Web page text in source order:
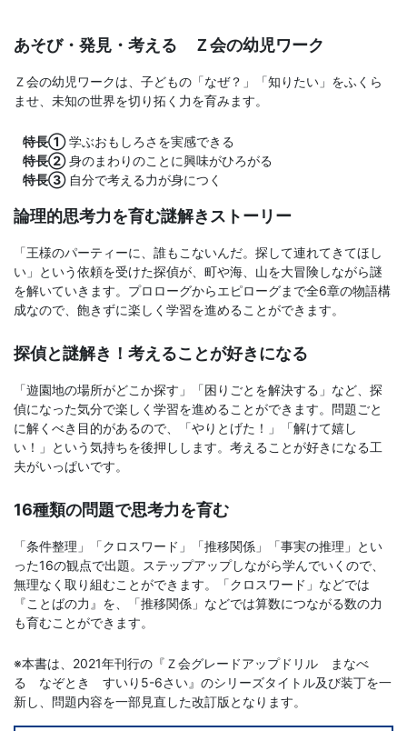
小
学
向
け
書
籍、
文
芸
書
ま
で
あそび・発見・考える Ｚ会の幼児ワーク
Ｚ会の幼児ワークは、子どもの「なぜ？」「知りたい」をふくら
ませ、未知の世界を切り拓く力を育みます。
特長①学ぶおもしろさを実感できる
特長②身のまわりのことに興味がひろがる
特長③自分で考える力が身につく
論理的思考力を育む謎解きストーリー
「王様のパーティーに、誰もこないんだ。探して連れてきてほし
い」という依頼を受けた探偵が、町や海、山を大冒険しながら謎
を解いていきます。プロローグからエピローグまで全6章の物語構
成なので、飽きずに楽しく学習を進めることができます。
探偵と謎解き！考えることが好きになる
「遊園地の場所がどこか探す」「困りごとを解決する」など、探
偵になった気分で楽しく学習を進めることができます。問題ごと
に解くべき目的があるので、「やりとげた！」「解けて嬉し
い！」という気持ちを後押しします。考えることが好きになる工
夫がいっぱいです。
16種類の問題で思考力を育む
「条件整理」「クロスワード」「推移関係」「事実の推理」とい
った16の観点で出題。ステップアップしながら学んでいくので、
無理なく取り組むことができます。「クロスワード」などでは
『ことばの力』を、「推移関係」などでは算数につながる数の力
も育むことができます。
※本書は、2021年刊行の『Ｚ会グレードアップドリル まなべ
る なぞとき すいり5-6さい』のシリーズタイトル及び装丁を一
新し、問題内容を一部見直した改訂版となります。